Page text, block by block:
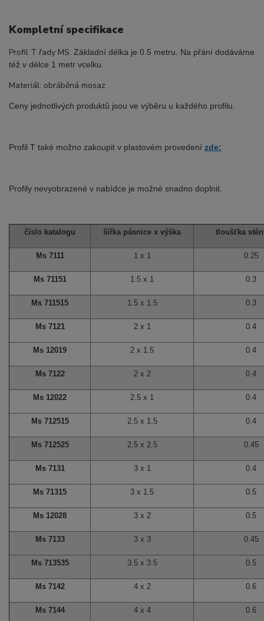
Kompletní specifikace
Profil T řady MS. Základní délka je 0.5 metru. Na přání dodáváme
též v délce 1 metr vcelku.
Materiál: obráběná mosaz
Ceny jednotlivých produktů jsou ve výběru u každého profilu.
Profil T také možno zakoupit v plastovém provedení zde:
Profily nevyobrazené v nabídce je možné snadno doplnit.
číslo katalogu šířka pásnice x výška tloušťka
Ms 7111 1 x 1 0.25
Ms 71151 1.5 x 1 0.3
Ms 711515 1.5 x 1.5 0.3
Ms 7121 2 x 1 0.4
Ms 12019 2 x 1.5 0.4
Ms 7122 2 x 2 0.4
Ms 12022 2.5 x 1 0.4
Ms 712515 2.5 x 1.5 0.4
Ms 712525 2.5 x 2.5 0.45
Ms 7131 3 x 1 0.4
Ms 71315 3 x 1.5 0.5
Ms 12028 3 x 2 0.5
Ms 7133 3 x 3 0.45
Ms 713535 3.5 x 3.5 0.5
Ms 7142 4 x 2 0.6
Ms 7144 4 x 4 0.6